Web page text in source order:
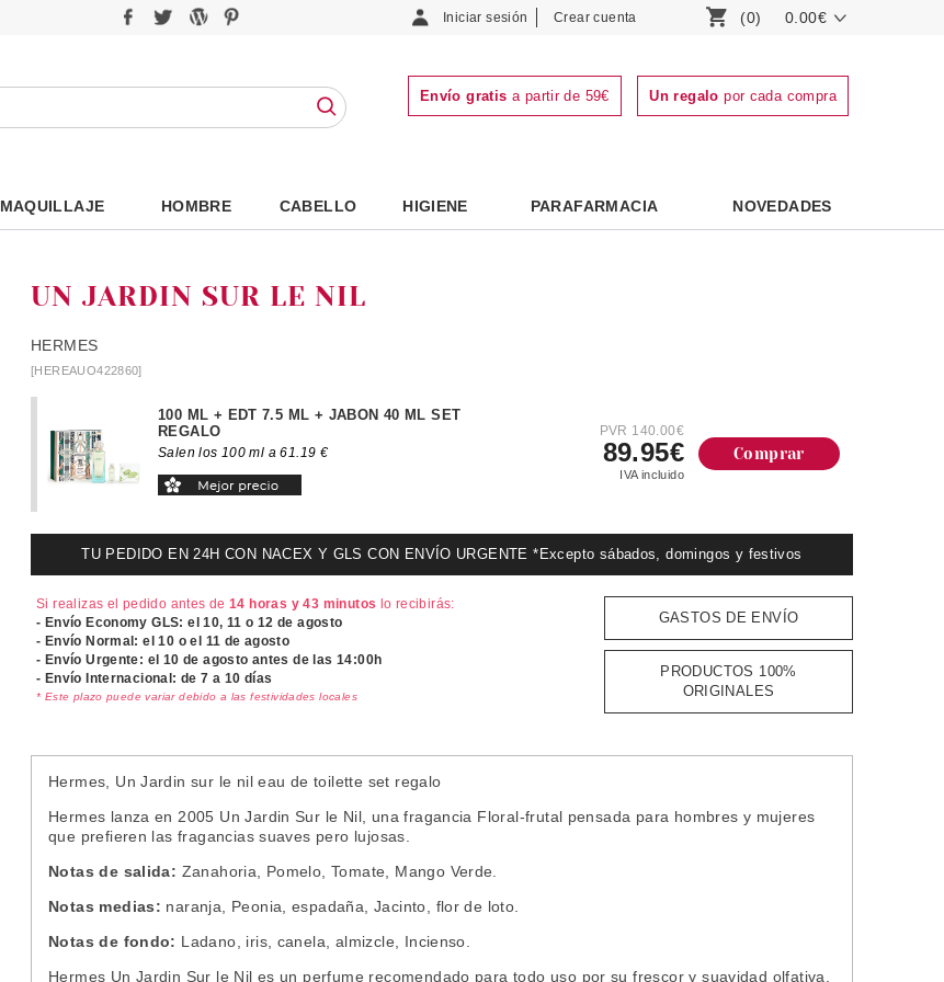
Iniciar sesión Crear cuenta (0) 0.00€
Envío gratis a partir de 59€ Un regalo por cada compra
MAQUILLAJE HOMBRE CABELLO HIGIENE PARAFARMACIA NOVEDADES
UN JARDIN SUR LE NIL
HERMES
[HEREAUO422860]
100 ML + EDT 7.5 ML + JABON 40 ML SET
REGALO
Salen los 100 ml a 61.19 €
PVR 140.00€
89.95€
IVA incluido
Comprar
TU PEDIDO EN 24H CON NACEX Y GLS CON ENVÍO URGENTE *Excepto sábados, domingos y festivos
Si realizas el pedido antes de14 horas y 43 minutos lo recibirás:
- Envío Economy GLS: el10, 11 o 12 de agosto
- Envío Normal: el10 o el 11 de agosto
- Envío Urgente: el 10 de agosto antes de las 14:00h
- Envío Internacional: de 7 a 10 días
* Este plazo puede variar debido a las festividades locales
GASTOS DE ENVÍO
PRODUCTOS 100%
ORIGINALES
Hermes, Un Jardin sur le nil eau de toilette set regalo
Hermes lanza en 2005 Un Jardin Sur le Nil, una fragancia Floral-frutal pensada para hombres y mujeres
que prefieren las fragancias suaves pero lujosas.
Notas de salida: Zanahoria, Pomelo, Tomate, Mango Verde.
Notas medias: naranja, Peonia, espadaña, Jacinto, flor de loto.
Notas de fondo: Ladano, iris, canela, almizcle, Incienso.
Hermes Un Jardin Sur le Nil es un perfume recomendado para todo uso por su frescor y suavidad olfativa.